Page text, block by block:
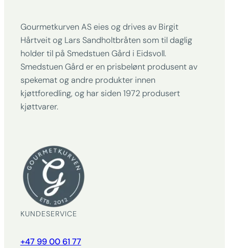
Gourmetkurven AS eies og drives av Birgit
Hårtveit og Lars Sandholtbråten som til daglig
holder til på Smedstuen Gård i Eidsvoll.
Smedstuen Gård er en prisbelønt produsent av
spekemat og andre produkter innen
kjøttforedling, og har siden 1972 produsert
kjøttvarer.
KUNDESERVICE
+47 99 00 61 77